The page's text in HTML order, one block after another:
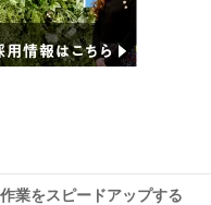
業をスピードアップする